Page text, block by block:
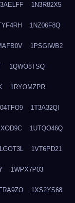
1N3R82X5
1NZ06F8Q
1PSGIWB2
1QWO8TSQ
1RYOMZPR
1T3A32QI
1UTQO46Q
1VT6PD21
1WPX7P03
1XS2YS68